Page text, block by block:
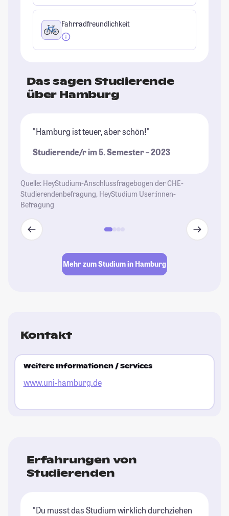
Fahrradfreundlichkeit
Das sagen Studierende
über Hamburg
"Hamburg ist teuer, aber schön!"
Studierende/r im 5. Semester – 2023
Quelle: HeyStudium-Anschlussfragebogen der CHE-
Studierendenbefragung, HeyStudium User:innen-
Befragung
Mehr zum Studium in Hamburg
Kontakt
Weitere Informationen / Services
www.uni-hamburg.de
Erfahrungen von
Studierenden
"Du musst das Studium wirklich durchziehen